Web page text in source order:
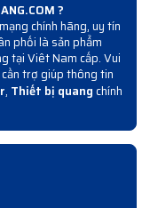
?
chính hãng, uy tín
phối là sản phẩm
tại Viêt Nam cấp. Vui
trợ giúp thông tin
, Thiết bị quangchính